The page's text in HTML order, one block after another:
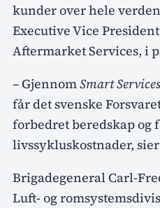
kunder over hele
Executive Vice
Aftermarket Services, i
– GjennomSmart
får det svenske
forbedret beredskap og
livssykluskostnader,
Brigadegeneral Carl-
Luft- og